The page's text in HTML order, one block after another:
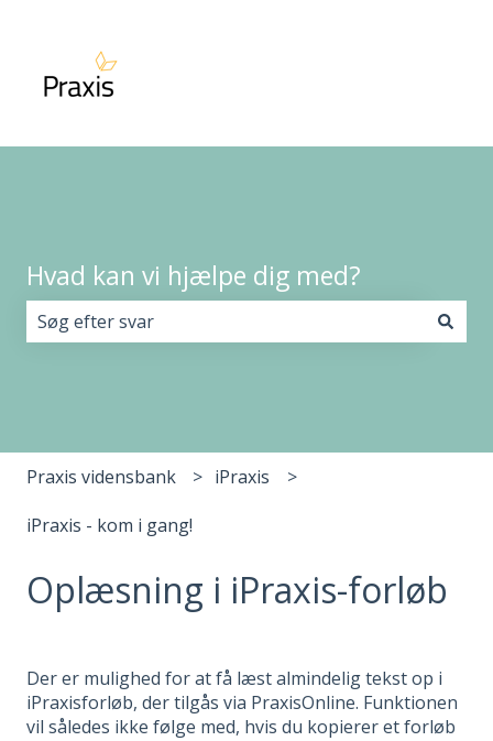
Hvad kan vi hjælpe dig med?
Praxis vidensbank iPraxis
iPraxis - kom i gang!
Oplæsning i iPraxis-forløb
Der er mulighed for at få læst almindelig tekst op i
iPraxisforløb, der tilgås via PraxisOnline. Funktionen
vil således ikke følge med, hvis du kopierer et forløb